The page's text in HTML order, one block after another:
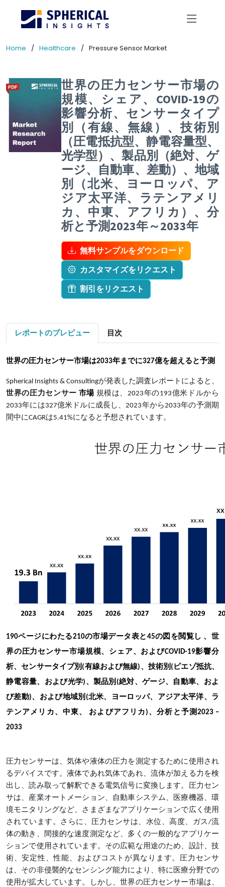
Home Healthcare Pressure Sensor Market
世界の圧力センサー市場の
規模、シェア、COVID-19の
影響分析、センサータイプ
別（有線、無線）、技術別
（圧電抵抗型、静電容量型、
光学型）、製品別（絶対、ゲ
ージ、自動車、差動）、地域
別（北米、ヨーロッパ、ア
ジア太平洋、ラテンアメリ
カ、中東、アフリカ）、分
析と予測2023年～2033年
無料サンプルをダウンロード
カスタマイズをリクエスト
割引をリクエスト
レポートのプレビュー 目次
世界の圧力センサー市場は2033年までに327億を超えると予測
Spherical Insights & Consultingが発表した調査レポートによると、
世界の圧力センサー 市場 規模は、2023年の193億米ドルから
2033年には327億米ドルに成長し、2023年から2033年の予測期
間中にCAGRは5.41%になると予想されています。
190ページにわたる210の市場データ表と45の図を閲覧し 、世
界の圧力センサー市場規模、シェア、およびCOVID-19影響分
析、センサータイプ別(有線および無線)、技術別(ピエゾ抵抗、
静電容量、および光学)、製品別(絶対、ゲージ、自動車、およ
び差動)、および地域別(北米、ヨーロッパ、アジア太平洋、ラ
テンアメリカ、中東、 およびアフリカ)、分析と予測2023 –
2033
圧力センサーは、気体や液体の圧力を測定するために使用され
るデバイスです。液体であれ気体であれ、流体が加える力を検
出し、読み取って解釈できる電気信号に変換します。圧力セン
サは、産業オートメーション、自動車システム、医療機器、環
境モニタリングなど、さまざまなアプリケーションで広く使用
されています。さらに、圧力センサは、水位、高度、ガス/流
体の動き、間接的な速度測定など、多くの一般的なアプリケー
ションで使用されています。その広範な用途のため、設計、技
術、安定性、性能、およびコストが異なります。圧力センサ
は、その非侵襲的なセンシング能力により、特に医療分野での
使用が拡大しています。しかし、世界の圧力センサー市場は、